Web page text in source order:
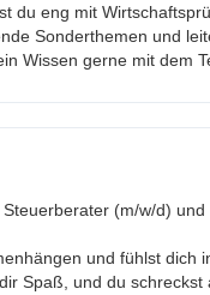
du eng mit
Sonderthemen und
Wissen gerne mit dem
(m/w/d)
und fühlst dich
Spaß, und du